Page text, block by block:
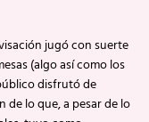
jugó con suerte
(algo así como los
disfrutó de
lo que, a pesar de lo